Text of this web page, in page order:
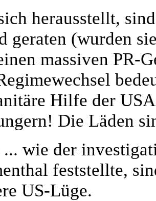
herausstellt,
geraten (wurden
massiven PR-
Hilfe der
Die Läden
wie der
feststellte,
US-Lüge.